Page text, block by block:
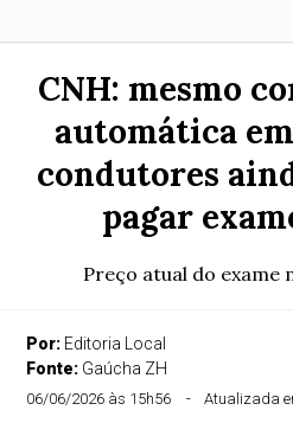
CNH: mesmo
automática
condutores
pagar
Preço atual do exame
Por: Editoria Local
Fonte: Gaúcha ZH
06/06/2026 às 15h56 Atualizada